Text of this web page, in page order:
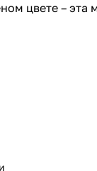
цвете –